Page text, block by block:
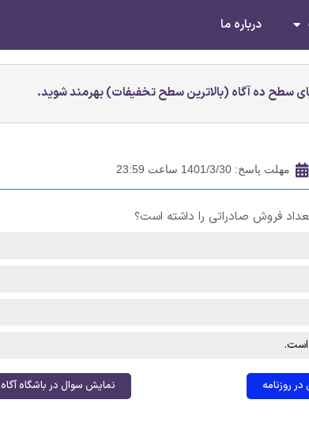
درباره ما
سطح ده آگاه (بالاترین سطح تخفیفات) بهرمند شوید.
مهلت پاسخ: 1401/3/30 ساعت 23:59
فروش صادراتی را داشته است؟
روزنامه نمایش سوال در باشگاه آگاه